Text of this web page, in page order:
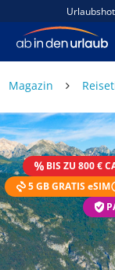
Magazin
BIS ZU 800 €
5 GB GRATIS eSIM